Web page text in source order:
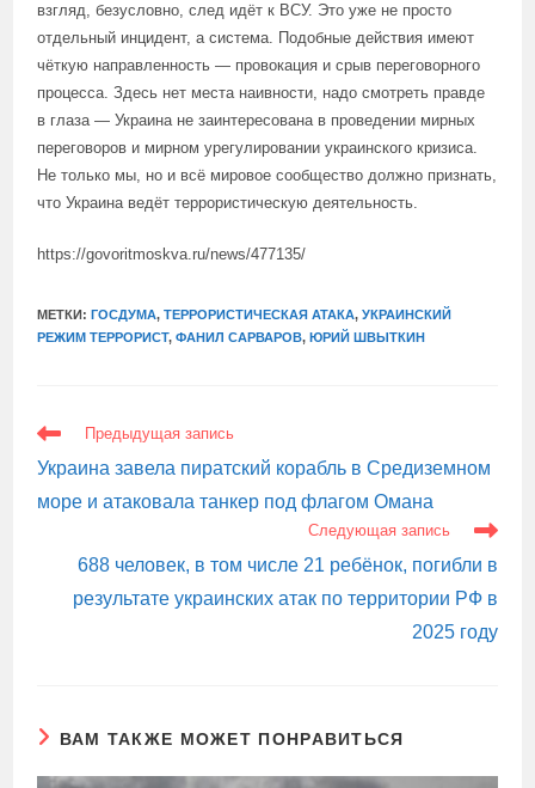
взгляд, безусловно, след идёт к ВСУ. Это уже не просто
отдельный инцидент, а система. Подобные действия имеют
чёткую направленность — провокация и срыв переговорного
процесса. Здесь нет места наивности, надо смотреть правде
в глаза — Украина не заинтересована в проведении мирных
переговоров и мирном урегулировании украинского кризиса.
Не только мы, но и всё мировое сообщество должно признать,
что Украина ведёт террористическую деятельность.
https://govoritmoskva.ru/news/477135/
МЕТКИ:ГОСДУМА, ТЕРРОРИСТИЧЕСКАЯ АТАКА, УКРАИНСКИЙ
РЕЖИМ ТЕРРОРИСТ, ФАНИЛ САРВАРОВ, ЮРИЙ ШВЫТКИН
ЕЩЕ
СТАТЬИ
Предыдущая запись
Украина завела пиратский корабль в Средиземном
море и атаковала танкер под флагом Омана
Следующая запись
688 человек, в том числе 21 ребёнок, погибли в
результате украинских атак по территории РФ в
2025 году
ВАМ ТАКЖЕ МОЖЕТ ПОНРАВИТЬСЯ